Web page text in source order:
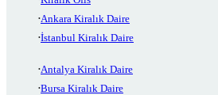
Ankara Kiralık Daire
İstanbul Kiralık Daire
Antalya Kiralık Daire
Bursa Kiralık Daire